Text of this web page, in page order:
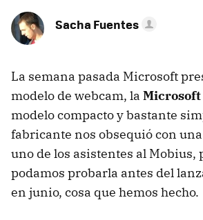
Sacha Fuentes
La semana pasada Microsoft
modelo de webcam, la Microsoft
modelo compacto y bastante
fabricante nos obsequió con
uno de los asistentes al Mobius,
podamos probarla antes del
en junio, cosa que hemos hecho.